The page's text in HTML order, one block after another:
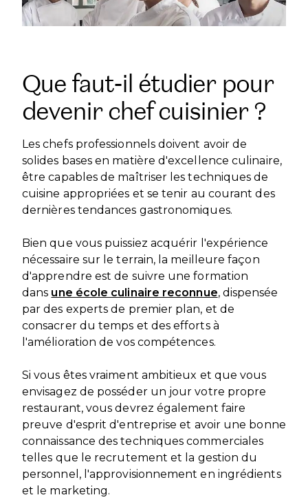
PARTENARIATS
VISITEZ NOS CAMPUS
VISITEZ NOS CAMPUS
NOS CAMPUS A L’INTERNATIONAL
NOS CERTIFICATIONS
DÉVELOPPEMENT INTERNATIONAL
NOS PARTENAIRES ACADÉMIQUES
DEVENEZ PARTENAIRE ACADÉMIQUE
CANDIDATER
BLOG
HOME – FRANÇAIS
HOME – FRANÇAIS
PASSER À L'ANGLAIS
PASSER À L'ANGLAIS
Que faut-il étudier pour
devenir chef cuisinier ?
Les chefs professionnels doivent avoir de
solides bases en matière d'excellence culinaire,
être capables de maîtriser les techniques de
cuisine appropriées et se tenir au courant des
dernières tendances gastronomiques.
Bien que vous puissiez acquérir l'expérience
nécessaire sur le terrain, la meilleure façon
d'apprendre est de suivre une formation
dans une école culinaire reconnue, dispensée
par des experts de premier plan, et de
consacrer du temps et des efforts à
l'amélioration de vos compétences.
Si vous êtes vraiment ambitieux et que vous
envisagez de posséder un jour votre propre
restaurant, vous devrez également faire
preuve d'esprit d'entreprise et avoir une bonne
connaissance des techniques commerciales
telles que le recrutement et la gestion du
personnel, l'approvisionnement en ingrédients
et le marketing.